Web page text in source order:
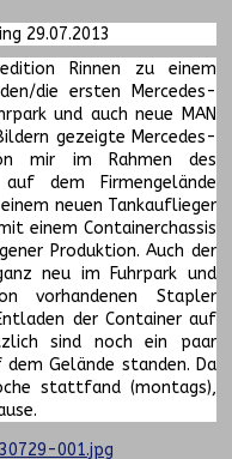
29.07.2013
Rinnen zu einem
die ersten Mercedes-
und auch neue MAN
gezeigte Mercedes-
mir im Rahmen des
dem Firmengelände
neuen Tankauflieger
einem Containerchassis
Produktion. Auch der
neu im Fuhrpark und
vorhandenen Stapler
der Container auf
sind noch ein paar
Gelände standen. Da
stattfand (montags),